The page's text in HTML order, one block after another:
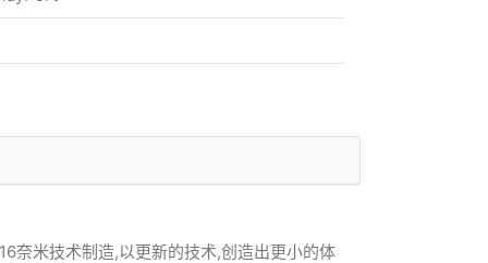
奈米技术制造,以更新的技术,创造出更小的体